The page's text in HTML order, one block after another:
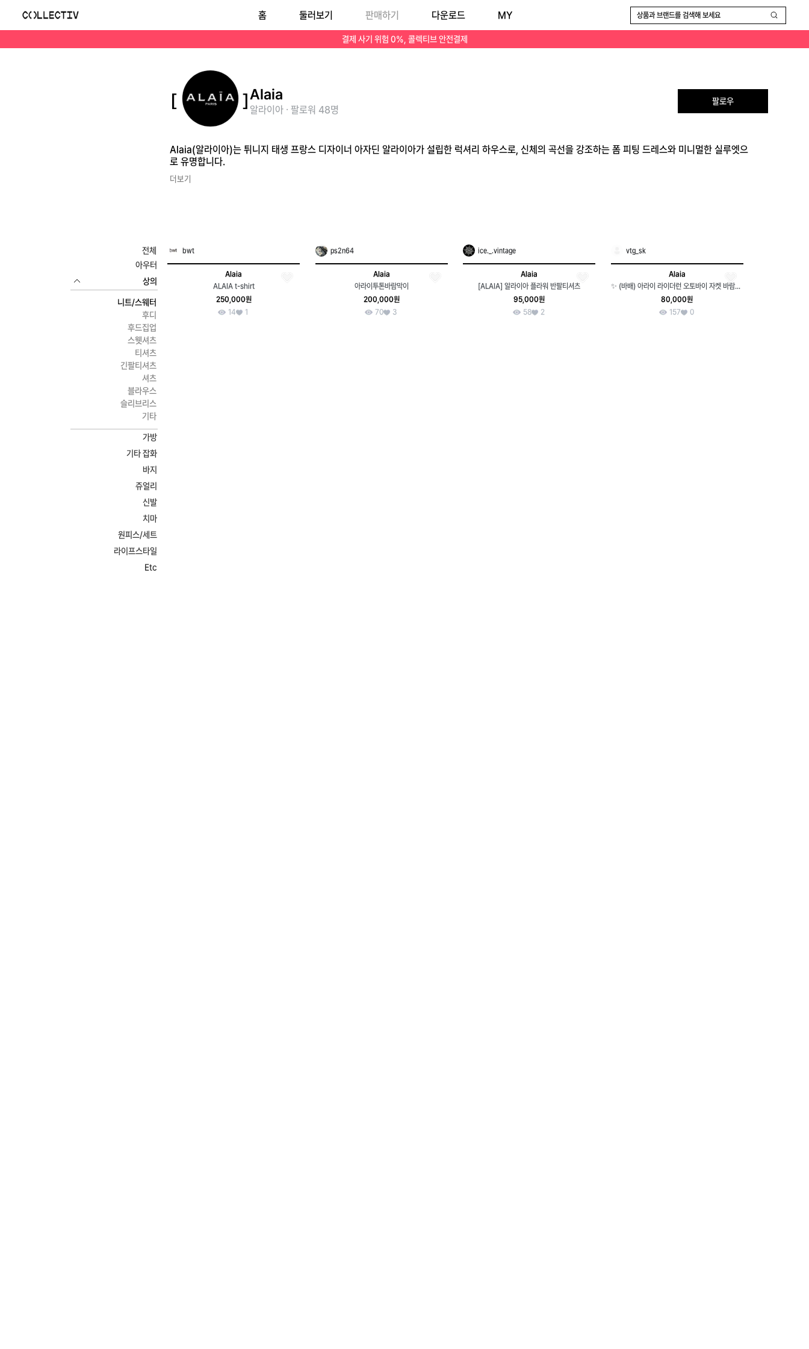
Alaia(알라이아)는 튀니지 태생 프랑스 디자이너 아자딘 알라이아가 설립한 럭셔리 하우스로, 신체의 곡선을 강조하는 폼 피팅 드레스와 미니멀한 실루엣으로 유명합니다.
결제 사기 위험 0%, 콜렉티브 안전결제
홈 둘러보기 판매하기 다운로드 MY 상품과 브랜드를 검색해 보세요
Alaia
알라이아 · 팔로워 48명
팔로우
Alaia(알라이아)는 튀니지 태생 프랑스 디자이너 아자딘 알라이아가 설립한 럭셔리 하우스로, 신체의 곡선을 강조하는 폼 피팅 드레스와 미니멀한 실루엣으
로 유명합니다.
더보기
전체
아우터
상의
니트/스웨터
후디
후드집업
스웻셔츠
티셔츠
긴팔티셔츠
셔츠
블라우스
슬리브리스
기타
가방
기타 잡화
바지
쥬얼리
신발
치마
원피스/세트
라이프스타일
Etc
bwt
Alaia
ALAIA t-shirt
250,000원
14
1
ps2n64
Alaia
아라이투톤바람막이
200,000원
70
3
ice._.vintage
Alaia
[ALAIA] 알라이아 플라워 반팔티셔츠
95,000원
58
2
vtg_sk
Alaia
✨ (바배) 아라이 라이더런 오토바이 자켓 바람막이
80,000원
157
0